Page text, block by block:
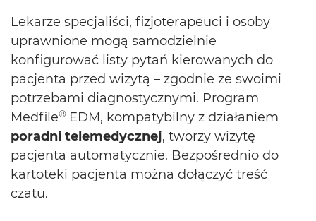
Lekarze specjaliści, fizjoterapeuci i osoby
uprawnione mogą samodzielnie
konfigurować listy pytań kierowanych do
pacjenta przed wizytą – zgodnie ze swoimi
potrzebami diagnostycznymi. Program
Medfile® EDM, kompatybilny z działaniem
poradni telemedycznej, tworzy wizytę
pacjenta automatycznie. Bezpośrednio do
kartoteki pacjenta można dołączyć treść
czatu.